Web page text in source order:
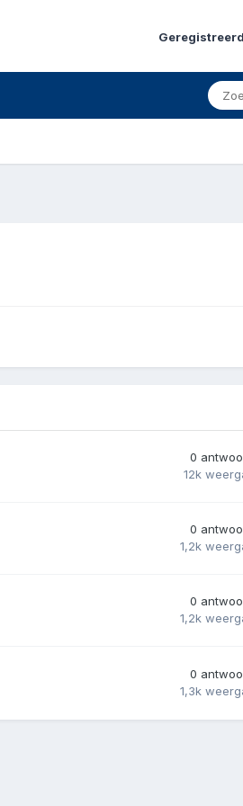
0
12k
0
1,2k
0
1,2k
0
1,3k